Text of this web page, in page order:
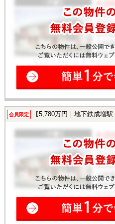
会員限定 【5,780万円｜地下鉄成増駅｜